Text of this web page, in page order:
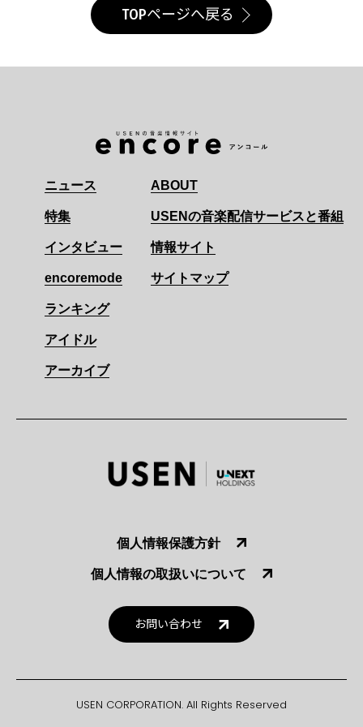
TOPページへ戻る
ニュース
特集
インタビュー
encoremode
ランキング
アイドル
アーカイブ
ABOUT
USENの音楽配信サービスと番組
情報サイト
サイトマップ
個人情報保護方針
個人情報の取扱いについて
お問い合わせ
USEN CORPORATION. All Rights Reserved